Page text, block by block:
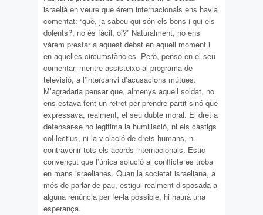
israelià en veure que érem internacionals ens havia
comentat: “què, ja sabeu qui són els bons i qui els
dolents?, no és fàcil, oi?” Naturalment, no ens
vàrem prestar a aquest debat en aquell moment i
en aquelles circumstàncies. Però, penso en el seu
comentari mentre assisteixo al programa de
televisió, a l’intercanvi d’acusacions mútues.
M’agradaria pensar que, almenys aquell soldat, no
ens estava fent un retret per prendre partit sinó que
expressava, realment, el seu dubte moral. El dret a
defensar-se no legitima la humiliació, ni els càstigs
col·lectius, ni la violació de drets humans, ni
contravenir tots els acords internacionals. Estic
convençut que l’única solució al conflicte es troba
en mans israelianes. Quan la societat israeliana, a
més de parlar de pau, estigui realment disposada a
alguna renúncia per fer-la possible, hi haurà una
esperança.